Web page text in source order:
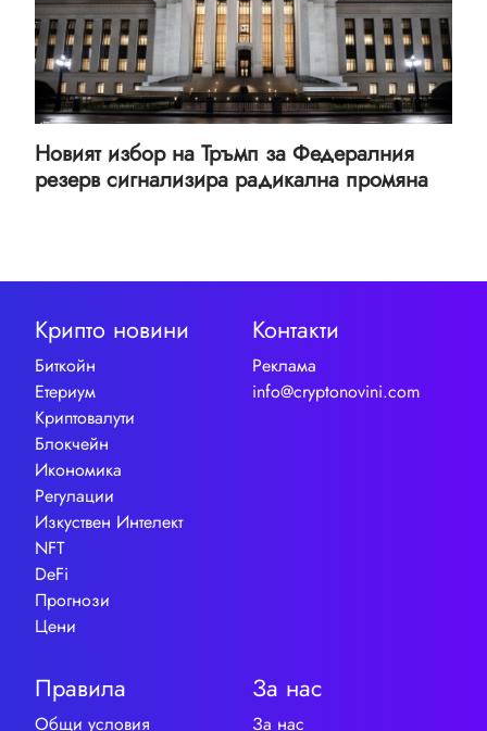
Новият избор на Тръмп за Федералния
резерв сигнализира радикална промяна
Крипто новини
Биткойн
Етериум
Криптовалути
Блокчейн
Икономика
Регулации
Изкуствен Интелект
NFT
DeFi
Прогнози
Цени
Контакти
Реклама
info@cryptonovini.com
Правила
Общи условия
За нас
За нас